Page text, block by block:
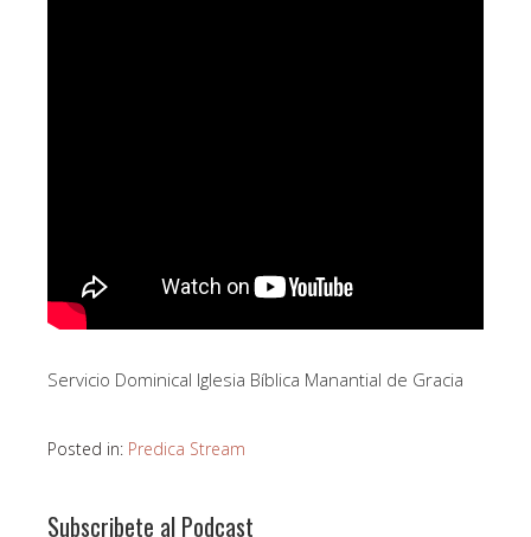
Servicio Dominical Iglesia Bíblica Manantial de Gracia
Posted in: Predica Stream
Subscribete al Podcast